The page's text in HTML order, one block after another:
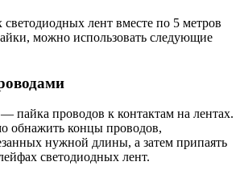
светодиодных лент вместе по 5 метров
можно использовать следующие
пайка проводов к контактам на лентах.
обнажить концы проводов,
нужной длины, а затем припаять
светодиодных лент.